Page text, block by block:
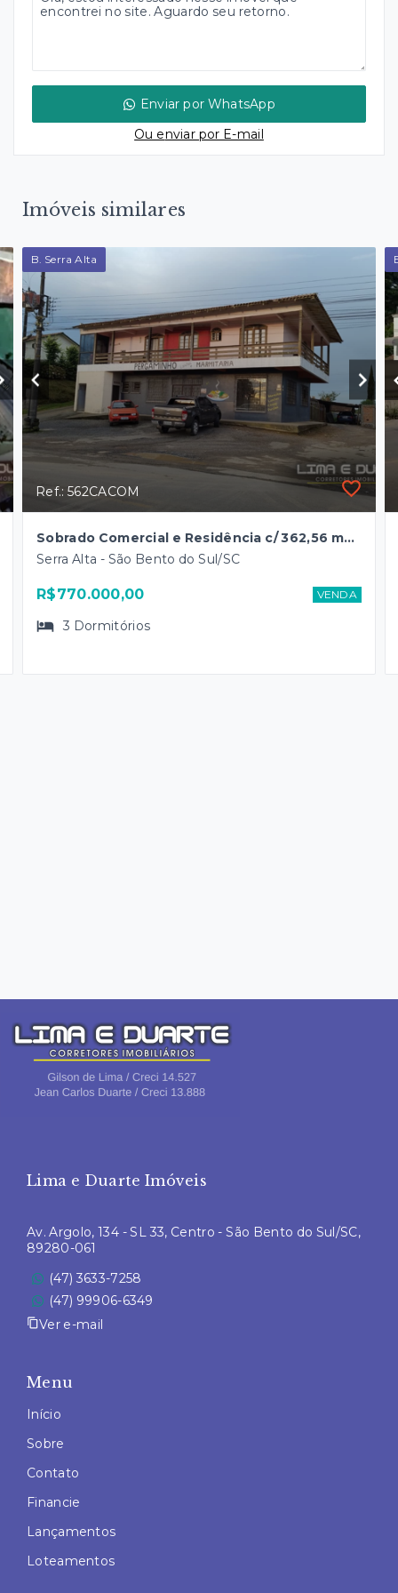
Enviar por WhatsApp
Ou enviar por E-mail
Imóveis similares
B. Serra Alta
Ref.: 562CACOM
Sobrado Comercial e Residência c/ 362,56 m2 - B. Serra Alta
Serra Alta - São Bento do Sul/SC
R$770.000,00 VENDA
3 Dormitórios
Lima e Duarte Imóveis
Av. Argolo, 134 - SL 33, Centro - São Bento do Sul/SC,
89280-061
(47) 3633-7258
(47) 99906-6349
Ver e-mail
Menu
Início
Sobre
Contato
Financie
Lançamentos
Loteamentos